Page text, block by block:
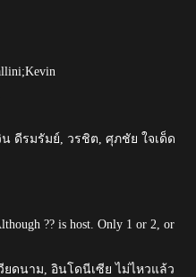
ดีรมรัมย์, วรชิต, ศุภชัย ใจเด็ด
?? is host. Only 1 or 2, or
ยดนาม, อินโดนีเซีย ไม่ไหวแล้ว